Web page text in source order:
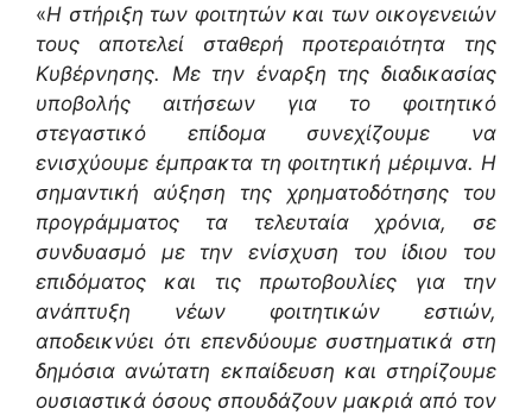
«Η στήριξη των φοιτητών και των οικογενειών
τους αποτελεί σταθερή προτεραιότητα της
Κυβέρνησης. Με την έναρξη της διαδικασίας
υποβολής αιτήσεων για το φοιτητικό
στεγαστικό επίδομα συνεχίζουμε να
ενισχύουμε έμπρακτα τη φοιτητική μέριμνα. Η
σημαντική αύξηση της χρηματοδότησης του
προγράμματος τα τελευταία χρόνια, σε
συνδυασμό με την ενίσχυση του ίδιου του
επιδόματος και τις πρωτοβουλίες για την
ανάπτυξη νέων φοιτητικών εστιών,
αποδεικνύει ότι επενδύουμε συστηματικά στη
δημόσια ανώτατη εκπαίδευση και στηρίζουμε
ουσιαστικά όσους σπουδάζουν μακριά από τον